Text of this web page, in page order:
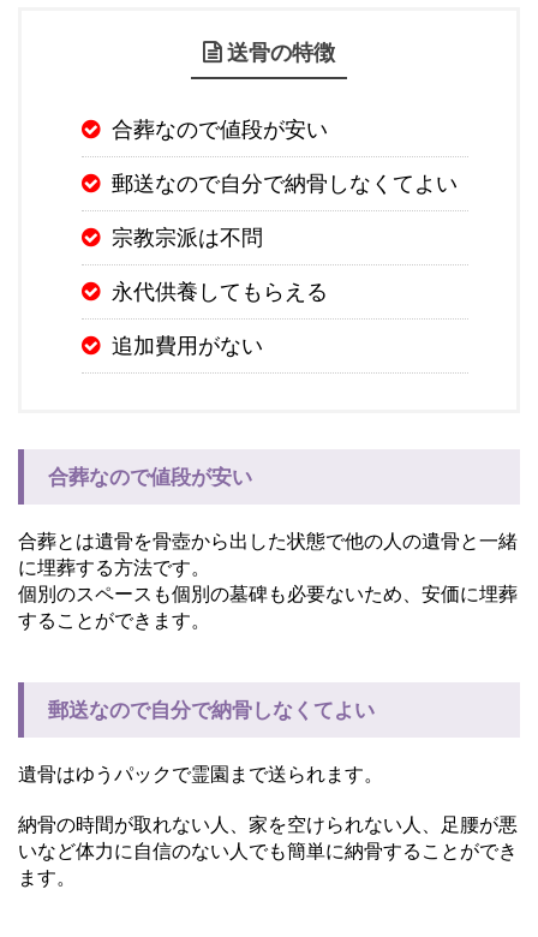
送骨の特徴
合葬なので値段が安い
郵送なので自分で納骨しなくてよい
宗教宗派は不問
永代供養してもらえる
追加費用がない
合葬なので値段が安い
合葬とは遺骨を骨壺から出した状態で他の人の遺骨と一緒
に埋葬する方法です。
個別のスペースも個別の墓碑も必要ないため、安価に埋葬
することができます。
郵送なので自分で納骨しなくてよい
遺骨はゆうパックで霊園まで送られます。
納骨の時間が取れない人、家を空けられない人、足腰が悪
いなど体力に自信のない人でも簡単に納骨することができ
ます。